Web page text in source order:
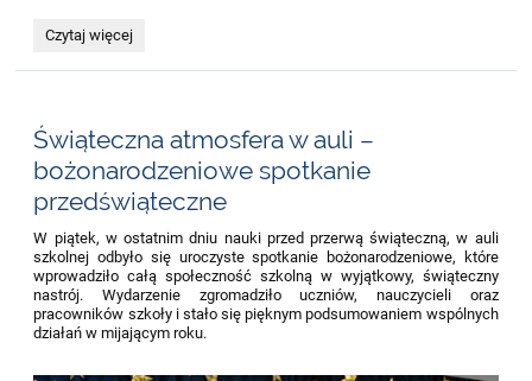
Tablo
„Citizens
Statistics
and
Values”:
Czytaj więcej
Świąteczna atmosfera w auli –
bożonarodzeniowe spotkanie
przedświąteczne
W piątek, w ostatnim dniu nauki przed przerwą świąteczną, w auli
szkolnej odbyło się uroczyste spotkanie bożonarodzeniowe, które
wprowadziło całą społeczność szkolną w wyjątkowy, świąteczny
nastrój. Wydarzenie zgromadziło uczniów, nauczycieli oraz
pracowników szkoły i stało się pięknym podsumowaniem wspólnych
działań w mijającym roku.